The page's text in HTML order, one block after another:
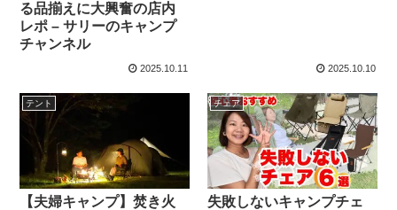
る品揃えに大興奮の店内
レポ – サリーのキャンプ
チャンネル
2025.10.11 2025.10.10
テント
【夫婦キャンプ】焚き火
チェア
失敗しないキャンプチェ